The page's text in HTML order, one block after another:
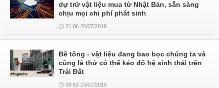
dự trữ vật liệu mua từ Nhật Bản, sẵn sàng
chịu mọi chi phí phát sinh
21:06 20/07/2019
Bê tông - vật liệu đang bao bọc chúng ta và
cũng là thứ có thể kéo đổ hệ sinh thái trên
Trái Đất
08:53 15/07/2019